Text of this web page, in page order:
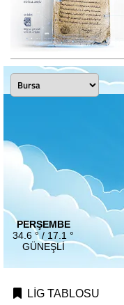
PERŞEMBE
34.6 ° / 17.1 °
GÜNEŞLI
LİG TABLOSU